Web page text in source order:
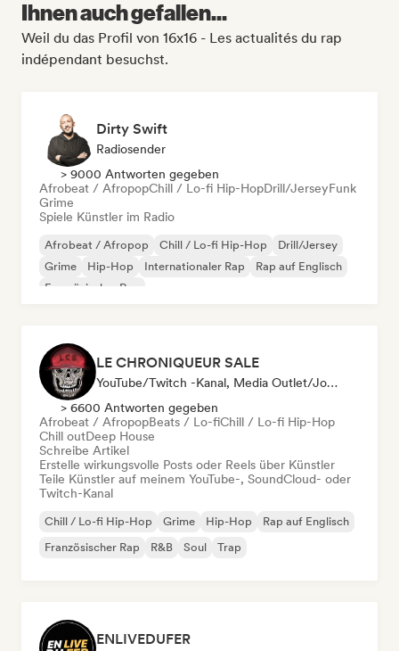
Ihnen auch gefallen...
Weil du das Profil von 16x16 - Les actualités du rap
indépendant besuchst.
Dirty Swift
Radiosender
> 9000 Antworten gegeben
Afrobeat / AfropopChill / Lo-fi Hip-HopDrill/JerseyFunk
Grime
Spiele Künstler im Radio
Afrobeat / Afropop Chill / Lo-fi Hip-Hop
Drill/Jersey
Grime
Hip-Hop Internationaler Rap
Rap auf Englisch
Französischer Rap
LE CHRONIQUEUR SALE
YouTube/Twitch -Kanal, Media Outlet/Journalist, Social Media Influencer
> 6600 Antworten gegeben
Afrobeat / AfropopBeats / Lo-fiChill / Lo-fi Hip-Hop
Chill outDeep House
Schreibe Artikel
Erstelle wirkungsvolle Posts oder Reels über Künstler
Teile Künstler auf meinem YouTube-, SoundCloud- oder
Twitch-Kanal
Chill / Lo-fi Hip-Hop Grime Hip-Hop
Rap auf Englisch
Französischer Rap
R&B Soul Trap
ENLIVEDUFER